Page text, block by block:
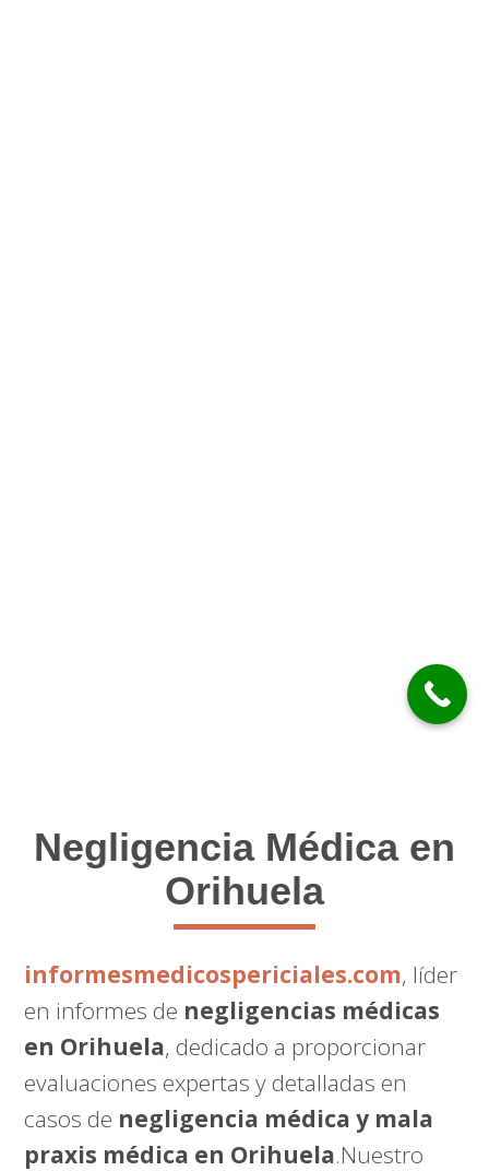
Negligencia Médica en
Orihuela
informesmedicospericiales.com, líder
en informes de negligencias médicas
en Orihuela, dedicado a proporcionar
evaluaciones expertas y detalladas en
casos de negligencia médica y mala
praxis médica en Orihuela.Nuestro